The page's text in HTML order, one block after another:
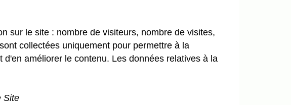
sur le site : nombre de visiteurs, nombre de visites,
collectées uniquement pour permettre à la
améliorer le contenu. Les données relatives à la
Site